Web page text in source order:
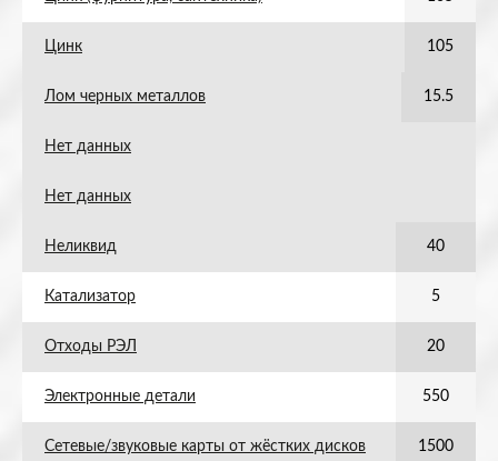
Цинк 105
Лом черных металлов 15.5
Нет данных
Нет данных
Неликвид 40
Катализатор 5
Отходы РЭЛ 20
Электронные детали 550
Сетевые/звуковые карты от жёстких дисков 1500